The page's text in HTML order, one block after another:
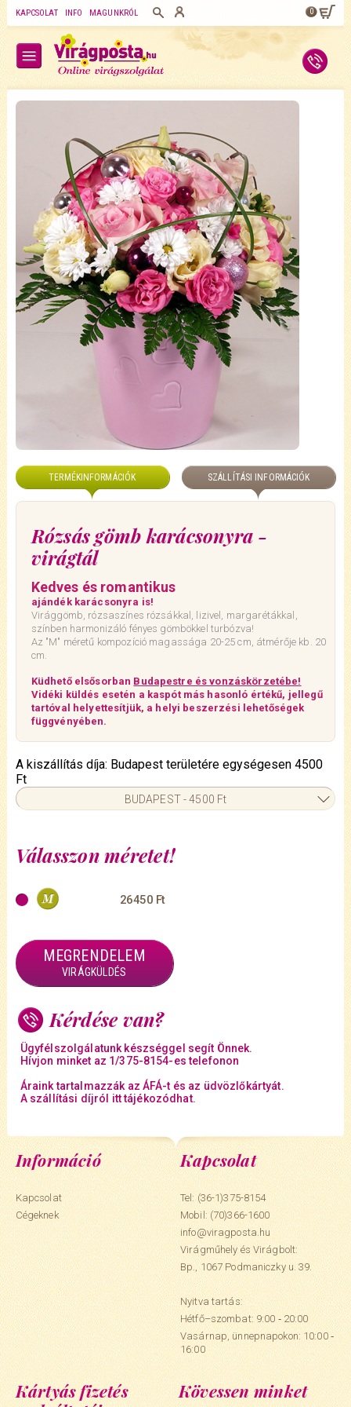
KAPCSOLAT INFO MAGUNKRÓL 0
TERMÉKINFORMÁCIÓK SZÁLLÍTÁSI INFORMÁCIÓK
Rózsás gömb karácsonyra -
virágtál
Kedves és romantikus
ajándék karácsonyra is!
Virággömb, rózsaszínes rózsákkal, lizivel, margarétákkal,
színben harmonizáló fényes gömbökkel turbózva!
Az "M" méretű kompozíció magassága 20-25 cm, átmérője kb. 20
cm.
Küdhető elsősorban Budapestre és vonzáskörzetébe!
Vidéki küldés esetén a kaspót más hasonló értékű, jellegű
tartóval helyettesítjük, a helyi beszerzési lehetőségek
függvényében.
Válasszon méretet!
26450 Ft
MEGRENDELEM
VIRÁGKÜLDÉS
A kiszállítás díja: Budapest területére egységesen 4500
Ft
BUDAPEST - 4500 Ft
Kérdése van?
Ügyfélszolgálatunk készséggel segít Önnek.
Hívjon minket az 1/375-8154-es telefonon
Áraink tartalmazzák az ÁFÁ-t és az üdvözlőkártyát.
A szállítási díjról itt tájékozódhat.
Információ
Kapcsolat
Cégeknek
Kapcsolat
Tel: (36-1)375-8154
Mobil:(70)366-1600
info@viragposta.hu
Virágműhely és Virágbolt:
Bp., 1067 Podmaniczky u. 39.
Nyitva tartás:
Hétfő–szombat: 9:00 ‑ 20:00
Vasárnap, ünnepnapokon: 10:00 ‑
16:00
Kártyás fizetés
Kövessen minket